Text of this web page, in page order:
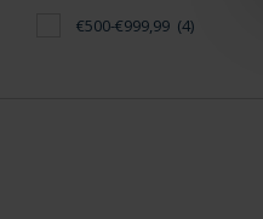
€500-€999,99 (4)